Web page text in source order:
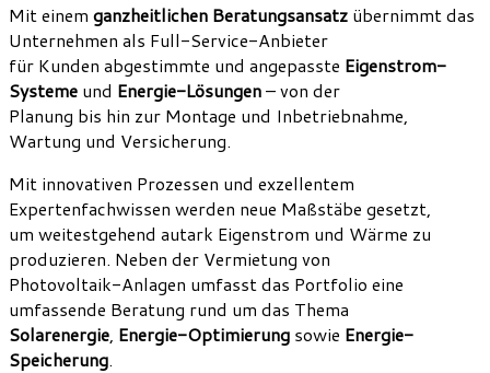
Mit einem ganzheitlichen Beratungsansatz übernimmt das
Unternehmen als Full-Service-Anbieter
für Kunden abgestimmte und angepasste Eigenstrom-
Systeme und Energie-Lösungen– von der
Planung bis hin zur Montage und Inbetriebnahme,
Wartung und Versicherung.
Mit innovativen Prozessen und exzellentem
Expertenfachwissen werden neue Maßstäbe gesetzt,
um weitestgehend autark Eigenstrom und Wärme zu
produzieren. Neben der Vermietung von
Photovoltaik-Anlagen umfasst das Portfolio eine
umfassende Beratung rund um das Thema
Solarenergie Energie-Optimierung sowie Energie-
Speicherung.